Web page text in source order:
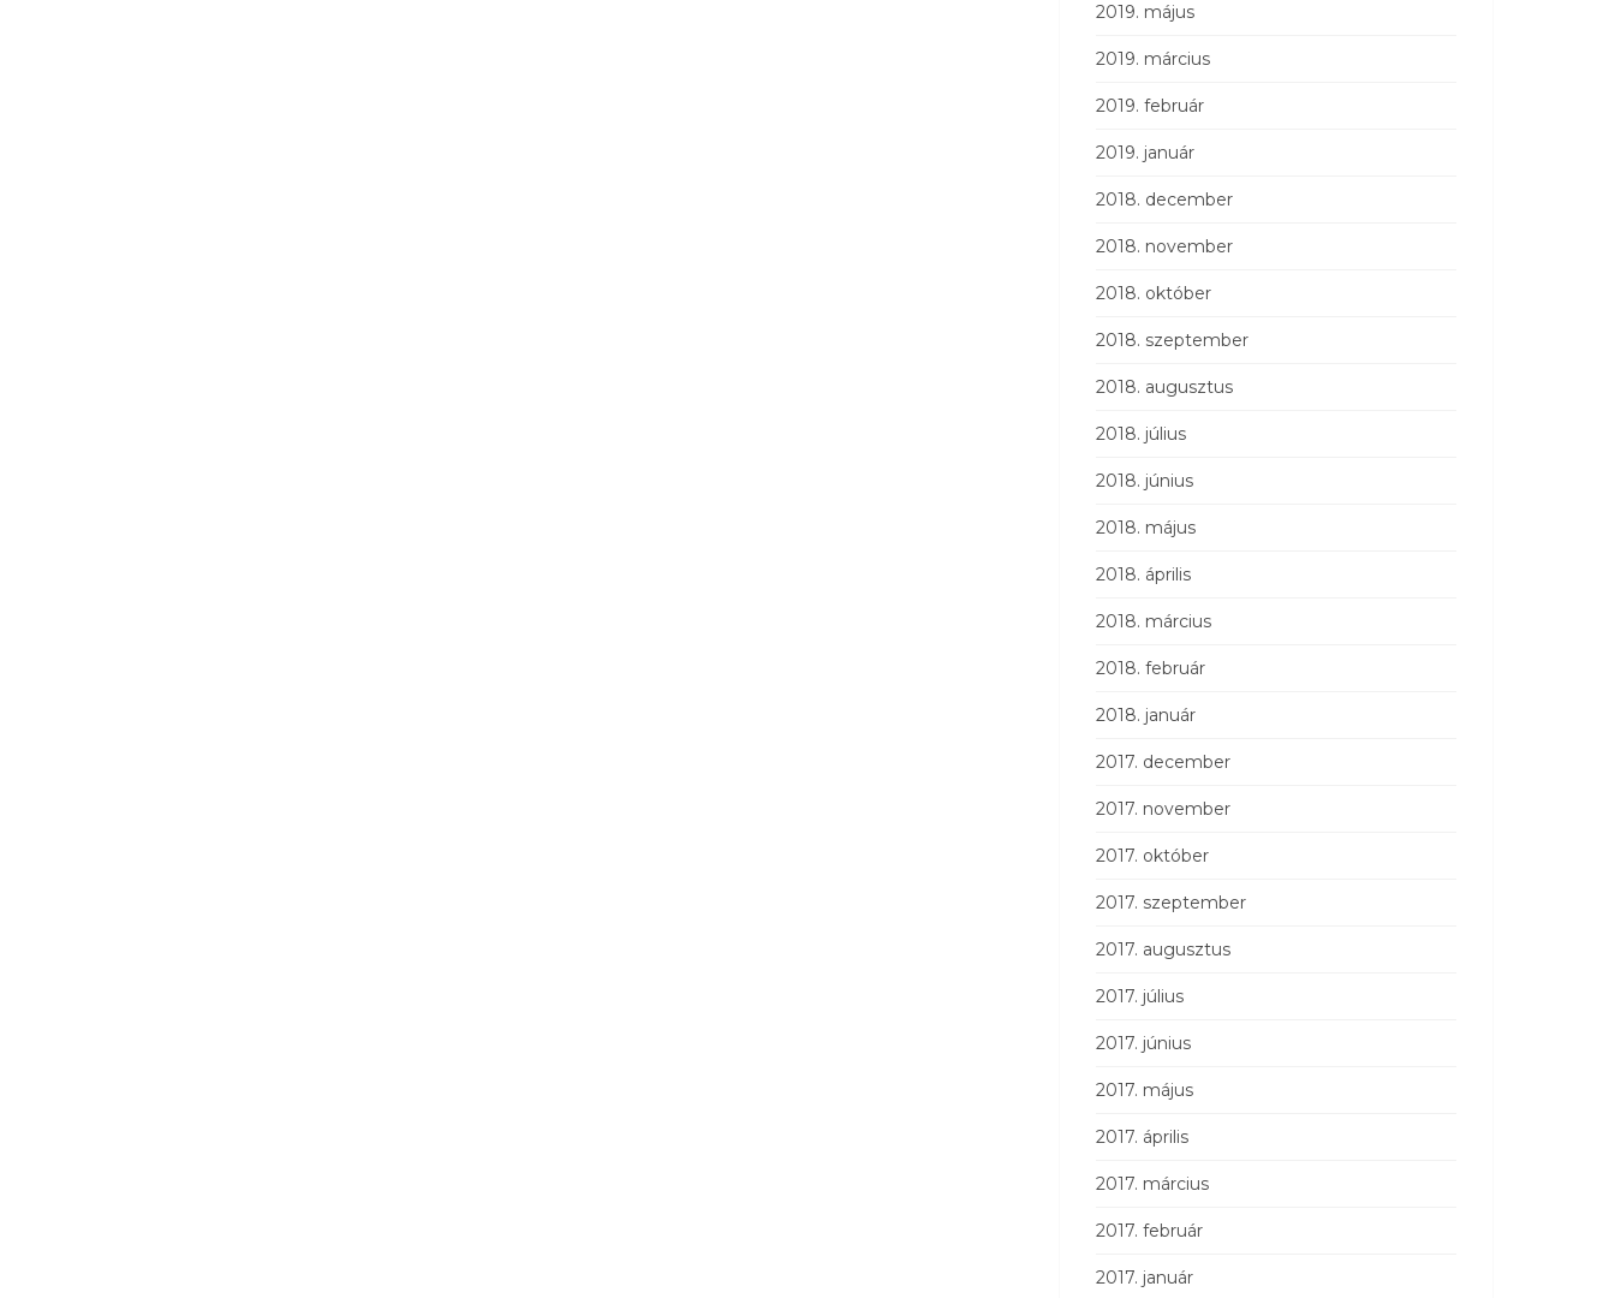
2019. május
2019. március
2019. február
2019. január
2018. december
2018. november
2018. október
2018. szeptember
2018. augusztus
2018. július
2018. június
2018. május
2018. április
2018. március
2018. február
2018. január
2017. december
2017. november
2017. október
2017. szeptember
2017. augusztus
2017. július
2017. június
2017. május
2017. április
2017. március
2017. február
2017. január